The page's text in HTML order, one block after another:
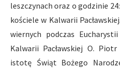
leszczynach oraz o godzinie
kościele w Kalwarii
wiernych podczas
Kalwarii Pacławskiej O.
istotę Świąt Bożego